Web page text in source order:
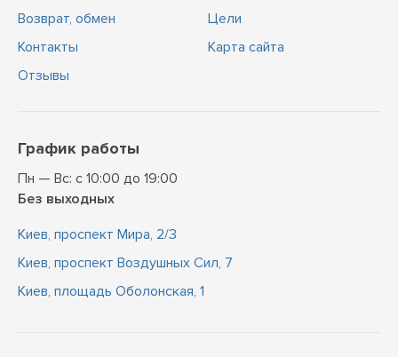
Возврат, обмен
Контакты
Отзывы
Цели
Карта сайта
График работы
Пн — Вс: с 10:00 до 19:00
Без выходных
Киев, проспект Мира, 2/3
Киев, проспект Воздушных Сил, 7
Киев, площадь Оболонская, 1